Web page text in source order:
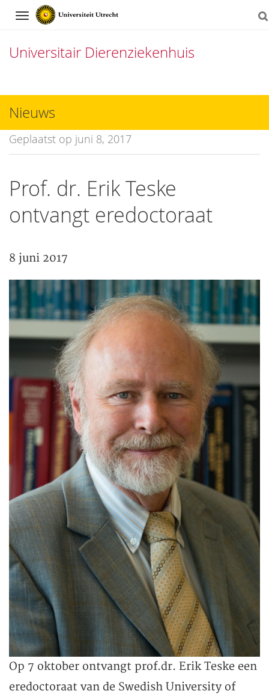
Navigation
Universitair Dierenziekenhuis
naar
inhoud
Nieuws
Geplaatst op juni 8, 2017
Prof. dr. Erik Teske
ontvangt eredoctoraat
8 juni 2017
Op 7 oktober ontvangt prof.dr. Erik Teske een
eredoctoraat van de Swedish University of